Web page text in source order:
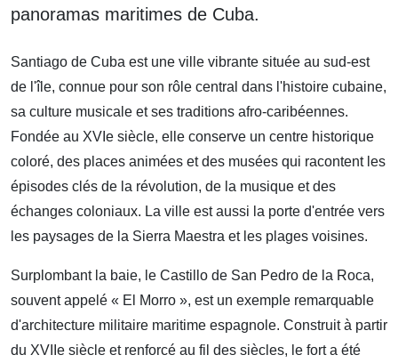
panoramas maritimes de Cuba.
Santiago de Cuba est une ville vibrante située au sud-est
de l'île, connue pour son rôle central dans l'histoire cubaine,
sa culture musicale et ses traditions afro-caribéennes.
Fondée au XVIe siècle, elle conserve un centre historique
coloré, des places animées et des musées qui racontent les
épisodes clés de la révolution, de la musique et des
échanges coloniaux. La ville est aussi la porte d'entrée vers
les paysages de la Sierra Maestra et les plages voisines.
Surplombant la baie, le Castillo de San Pedro de la Roca,
souvent appelé « El Morro », est un exemple remarquable
d'architecture militaire maritime espagnole. Construit à partir
du XVIIe siècle et renforcé au fil des siècles, le fort a été